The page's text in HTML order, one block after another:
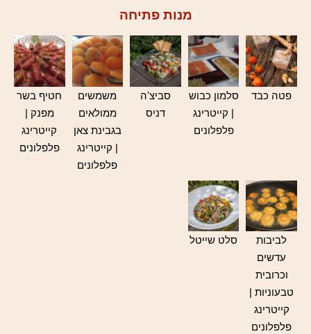
מנות פתיחה
פטה כבד
סלמון כבוש
| קייטרינג
פלפלונים
סביצ'ה
דניס
משמשים
ממולאים
בגבינת צאן
| קייטרינג
פלפלונים
חטיף בשר
מפנק |
קייטרינג
פלפלונים
לביבות
עדשים
וכרובית
טבעוניות |
קייטרינג
פלפלונים
סלט שייטל